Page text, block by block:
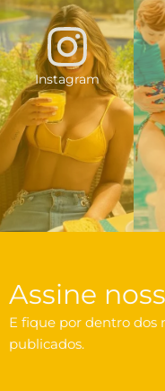
Instagram
Assine
E fique por dentro dos
publicados.